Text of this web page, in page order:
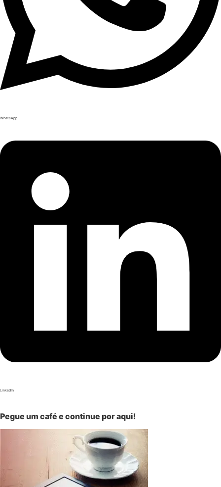
WhatsApp
LinkedIn
Pegue um café e continue por aqui!